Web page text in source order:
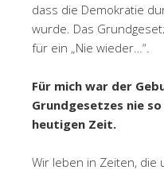
dass die Demokratie
wurde. Das
für ein „Nie wieder…“.
Für mich war der
Grundgesetzes nie
heutigen Zeit.
Wir leben in Zeiten, die